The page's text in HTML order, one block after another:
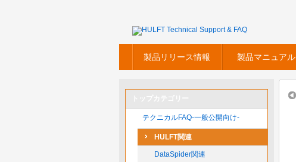
製品リリース情報 製品マニュアル
テクニカルFAQ-一般公開向け-
HULFT関連
DataSpider関連